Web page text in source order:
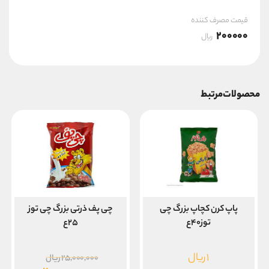
قیمت مصرف کننده
200000 ریال
محصولات مرتبط
پاپ کرن کچاپ بزرگ چی
توز۴۰ع
۱ریال
چی پف ذرتی بزرگ چی توز
۲۵ع
۲۵,۰۰۰,۰۰۰ریال